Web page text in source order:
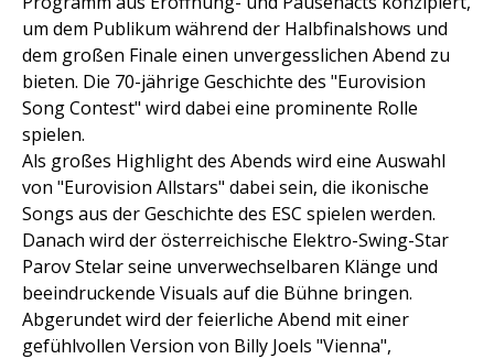
um dem Publikum während der Halbfinalshows und
dem großen Finale einen unvergesslichen Abend zu
bieten. Die 70-jährige Geschichte des "Eurovision
Song Contest" wird dabei eine prominente Rolle
spielen.
Als großes Highlight des Abends wird eine Auswahl
von "Eurovision Allstars" dabei sein, die ikonische
Songs aus der Geschichte des ESC spielen werden.
Danach wird der österreichische Elektro-Swing-Star
Parov Stelar seine unverwechselbaren Klänge und
beeindruckende Visuals auf die Bühne bringen.
Abgerundet wird der feierliche Abend mit einer
gefühlvollen Version von Billy Joels "Vienna",